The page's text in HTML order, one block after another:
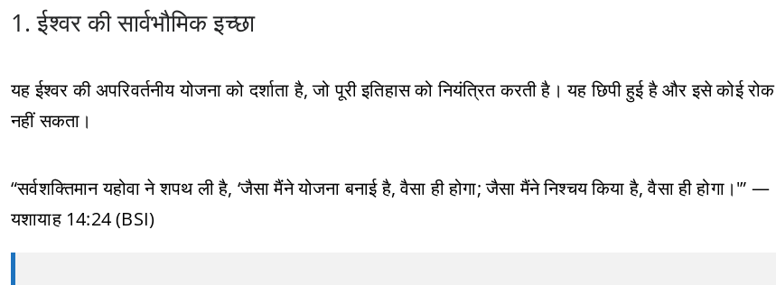
1. ईश्वर की सार्वभौमिक इच्छा
यह ईश्वर की अपरिवर्तनीय योजना को दर्शाता है, जो पूरी इतिहास को नियंत्रित करती है। यह छिपी हुई है और इसे कोई रोक
नहीं सकता।
“सर्वशक्तिमान यहोवा ने शपथ ली है, ‘जैसा मैंने योजना बनाई है, वैसा ही होगा; जैसा मैंने निश्चय किया है, वैसा ही होगा।'” —
यशायाह 14:24 (BSI)